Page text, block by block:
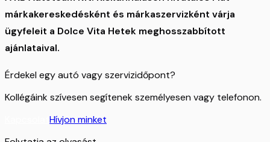
márkakereskedésként és márkaszervizként várja
ügyfeleit a Dolce Vita Hetek meghosszabbított
ajánlataival.
Érdekel egy autó vagy szervizidőpont?
Kollégáink szívesen segítenek személyesen vagy telefonon.
Hívjon minket